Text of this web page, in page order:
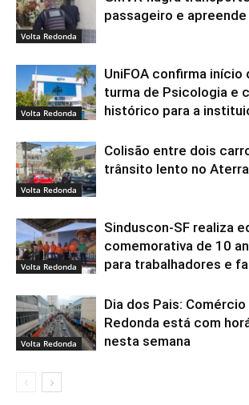
Volta Redonda
passageiro e
Volta Redonda
UniFOA confirma início
turma de Psicologia e
histórico para a
Volta Redonda
Colisão entre dois
trânsito lento no
Volta Redonda
Sinduscon-SF realiza
comemorativa de 10
para trabalhadores e
Volta Redonda
Dia dos Pais:
Redonda está com
nesta semana